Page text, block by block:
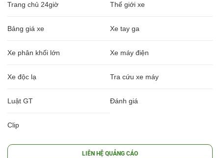
Trang chủ 24giờ Thế giới xe
Bảng giá xe Xe tay ga
Xe phân khối lớn Xe máy điện
Xe độc lạ Tra cứu xe máy
Luật GT Đánh giá
Clip
LIÊN HỆ QUẢNG CÁO